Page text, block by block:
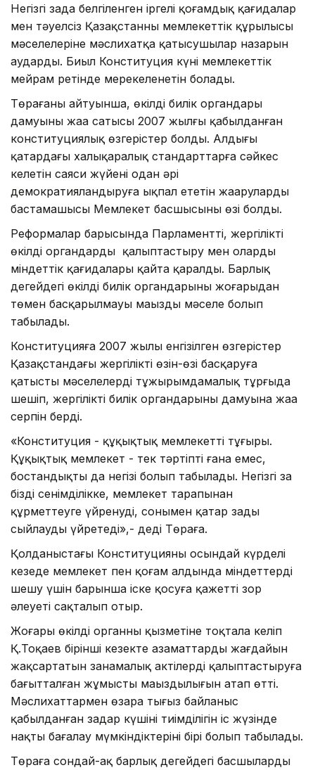
Негізгі заңда белгіленген іргелі қоғамдық қағидалар
мен тәуелсіз Қазақстанның мемлекеттік құрылысы
мәселелеріне мәслихатқа қатысушылар назарын
аударды. Биыл Конституция күні мемлекеттік
мейрам ретінде мерекеленетін болады.
Төрағаның айтуынша, өкілді билік органдары
дамуының жаңа сатысы 2007 жылғы қабылданған
конституциялық өзгерістер болды. Алдыңғы
қатардағы халықаралық стандарттарға сәйкес
келетін саяси жүйені одан әрі
демократияландыруға ықпал ететін жаңарулардың
бастамашысы Мемлекет басшысының өзі болды.
Реформалар барысында Парламентті, жергілікті
өкілді органдарды қалыптастыру мен олардың
міндеттік қағидалары қайта қаралды. Барлық
деңгейдегі өкілді билік органдарының жоғарыдан
төмен басқарылмауы маңызды мәселе болып
табылады.
Конституцияға 2007 жылы енгізілген өзгерістер
Қазақстандағы жергілікті өзін-өзі басқаруға
қатысты мәселелерді тұжырымдамалық тұрғыда
шешіп, жергілікті билік органдарының дамуына жаңа
серпін берді.
«Конституция - құқықтық мемлекеттің тұғыры.
Құқықтық мемлекет - тек тәртіптің ғана емес,
бостандықтың да негізі болып табылады. Негізгі заң
бізді сенімділікке, мемлекет тарапынан
құрметтеуге үйренуді, сонымен қатар заңды
сыйлауды үйретеді»,- деді Төраға.
Қолданыстағы Конституцияның осындай күрделі
кезеңде мемлекет пен қоғам алдында міндеттерді
шешу үшін барынша іске қосуға қажетті зор
әлеуеті сақталып отыр.
Жоғары өкілді органның қызметіне тоқтала келіп
Қ.Тоқаев бірінші кезекте азаматтардың жағдайын
жақсартатын заңнамалық актілерді қалыптастыруға
бағытталған жұмыстың маңыздылығын атап өтті.
Мәслихаттармен өзара тығыз байланыс
қабылданған заңдар күшінің тиімділігін іс жүзінде
нақты бағалау мүмкіндіктерінің бірі болып табылады.
Төраға сондай-ақ барлық деңгейдегі басшылардың